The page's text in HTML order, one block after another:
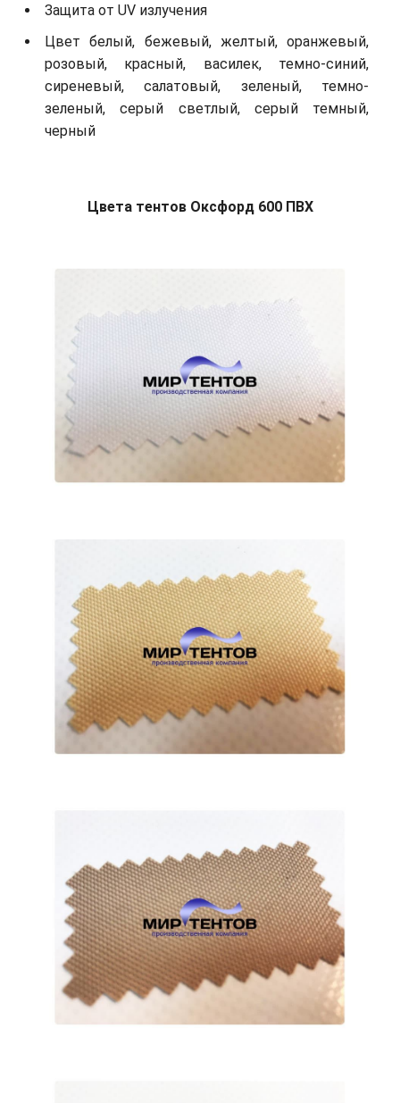
Защита от UV излучения
Цвет белый, бежевый, желтый, оранжевый,
розовый, красный, василек, темно-синий,
сиреневый, салатовый, зеленый, темно-
зеленый, серый светлый, серый темный,
черный
Цвета тентов Оксфорд 600 ПВХ